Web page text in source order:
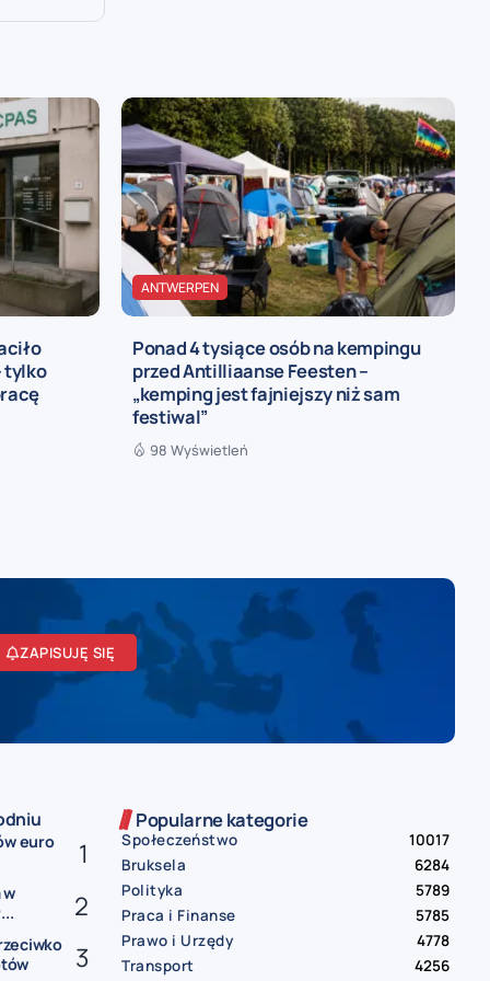
tylko
ANTWERPEN
Ponad 4 tysiące osób na kempingu
przed Antilliaanse Feesten –
„kemping jest fajniejszy niż sam
festiwal”
98 Wyświetleń
ZAPISUJĘ SIĘ
euro
Popularne kategorie
Społeczeństwo
10017
Bruksela
6284
Polityka
5789
Praca i Finanse
5785
Prawo i Urzędy
4778
Transport
4256